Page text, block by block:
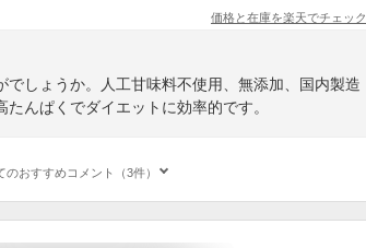
価格と在庫を楽天でチェック
でしょうか。人工甘味料不使用、無添加、国内製造
んぱくでダイエットに効率的です。
のおすすめコメント（3件）